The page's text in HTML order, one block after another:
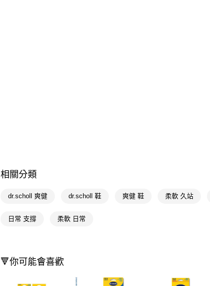
相關分類
dr.scholl 爽健 dr.scholl 鞋 爽健 鞋 柔軟 久站
日常 支撐 柔軟 日常
🔻你可能會喜歡